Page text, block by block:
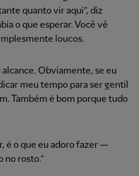
quanto vir aqui”, diz
o que esperar. Você vê
loucos.
alcance. Obviamente, se eu
meu tempo para ser gentil
Também é bom porque tudo
é o que eu adoro fazer —
no rosto.”